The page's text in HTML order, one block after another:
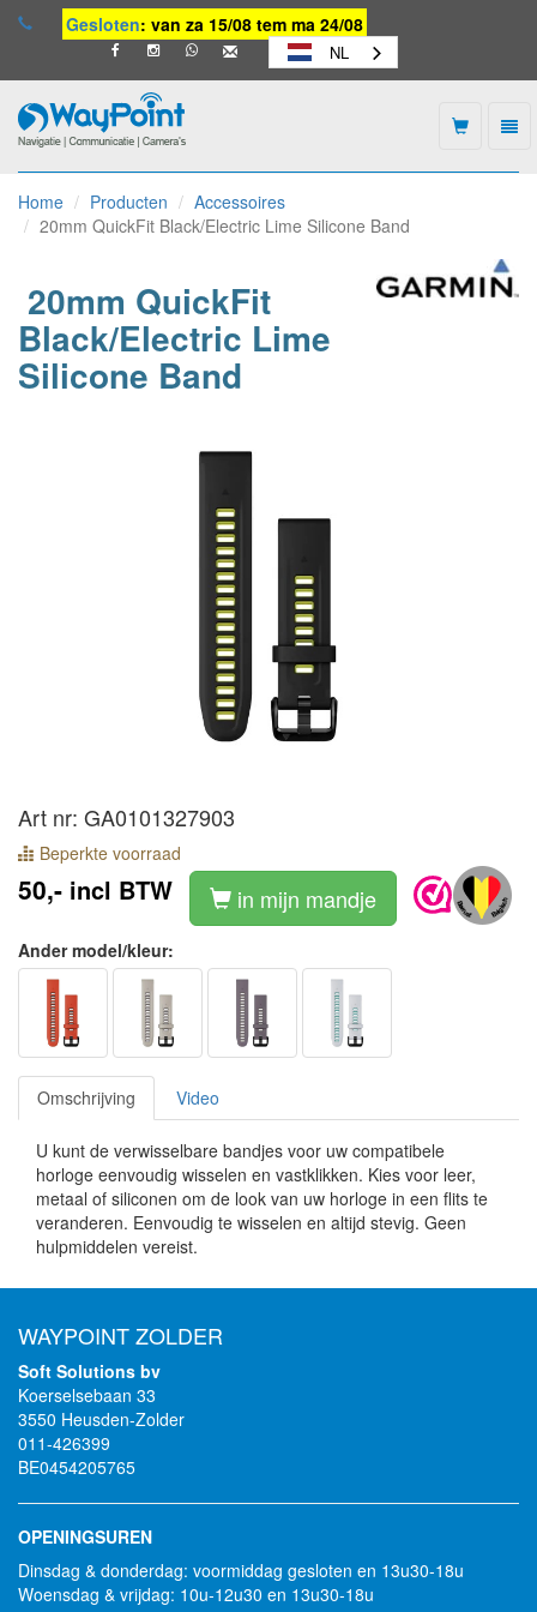
Gesloten: van za 15/08 tem ma 24/08
NL
-
naar
homepage
Home Producten
Accessoires
20mm QuickFit Black/Electric Lime Silicone Band
20mm QuickFit
Black/Electric Lime
Silicone Band
Art nr: GA0101327903
Beperkte voorraad
50,- incl BTW in mijn mandje
Ander model/kleur:
Omschrijving Video
U kunt de verwisselbare bandjes voor uw compatibele
horloge eenvoudig wisselen en vastklikken. Kies voor leer,
metaal of siliconen om de look van uw horloge in een flits te
veranderen. Eenvoudig te wisselen en altijd stevig. Geen
hulpmiddelen vereist.
WAYPOINT ZOLDER
Soft Solutions bv
Koerselsebaan 33
3550 Heusden-Zolder
011-426399
BE0454205765
OPENINGSUREN
Dinsdag & donderdag: voormiddag gesloten en 13u30-18u
Woensdag & vrijdag: 10u-12u30 en 13u30-18u